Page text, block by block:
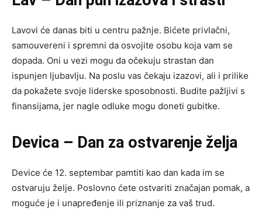
Lavovi će danas biti u centru pažnje. Bićete privlačni,
samouvereni i spremni da osvojite osobu koja vam se
dopada. Oni u vezi mogu da očekuju strastan dan
ispunjen ljubavlju. Na poslu vas čekaju izazovi, ali i prilike
da pokažete svoje liderske sposobnosti. Budite pažljivi s
finansijama, jer nagle odluke mogu doneti gubitke.
Devica – Dan za ostvarenje želja
Device će 12. septembar pamtiti kao dan kada im se
ostvaruju želje. Poslovno ćete ostvariti značajan pomak, a
moguće je i unapređenje ili priznanje za vaš trud.